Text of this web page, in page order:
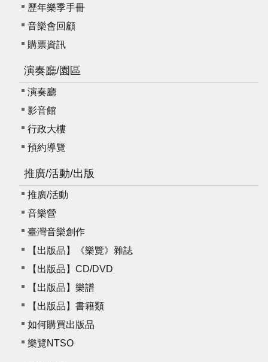
歷年樂季手冊
音樂會回顧
購票資訊
演奏廳/園區
演奏廳
影音館
行政大樓
預約導覽
推廣/活動/出版
推廣/活動
音樂營
臺灣音樂創作
【出版品】《樂覽》雜誌
【出版品】CD/DVD
【出版品】樂譜
【出版品】書籍類
如何購買出版品
樂覽NTSO